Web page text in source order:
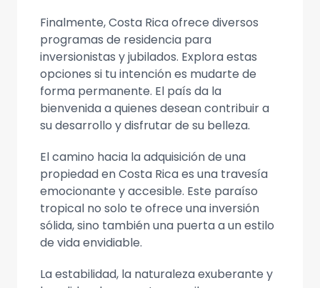
Finalmente, Costa Rica ofrece diversos
programas de residencia para
inversionistas y jubilados. Explora estas
opciones si tu intención es mudarte de
forma permanente. El país da la
bienvenida a quienes desean contribuir a
su desarrollo y disfrutar de su belleza.
El camino hacia la adquisición de una
propiedad en Costa Rica es una travesía
emocionante y accesible. Este paraíso
tropical no solo te ofrece una inversión
sólida, sino también una puerta a un estilo
de vida envidiable.
La estabilidad, la naturaleza exuberante y